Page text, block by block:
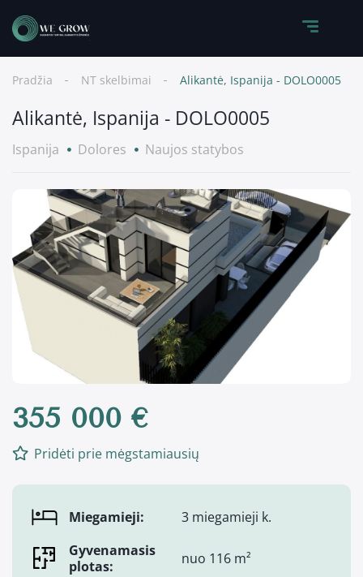
Pradžia NT skelbimai Alikantė, Ispanija - DOLO0005
Alikantė, Ispanija - DOLO0005
Ispanija Dolores Naujos statybos
355 000 €
Pridėti prie mėgstamiausių
Miegamieji:
3 miegamieji k.
Gyvenamasis
plotas:
nuo 116 m²